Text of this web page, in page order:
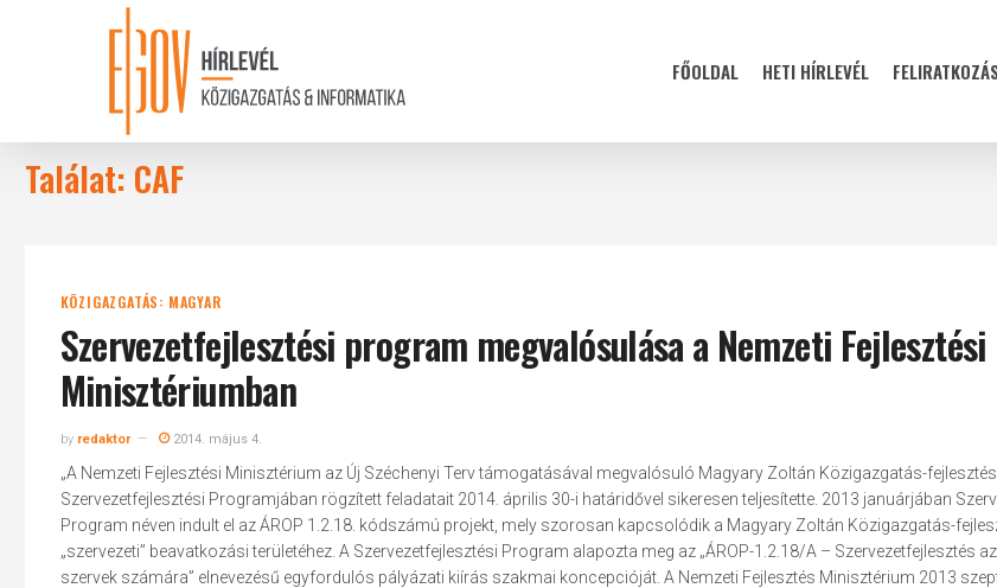
FŐOLDAL HETI HÍRLEVÉL
Találat: CAF
KÖZIGAZGATÁS: MAGYAR
Szervezetfejlesztési program megvalósulása a Nemzeti Fejlesztési
Minisztériumban
by redaktor 2014. május 4.
„A Nemzeti Fejlesztési Minisztérium az Új Széchenyi Terv támogatásával megvalósuló Magyary Zoltán Közigazgatás-
Szervezetfejlesztési Programjában rögzített feladatait 2014. április 30-i határidővel sikeresen teljesítette. 2013 januárjában
Program néven indult el az ÁROP 1.2.18. kódszámú projekt, mely szorosan kapcsolódik a Magyary Zoltán Közigazgatás-
„szervezeti” beavatkozási területéhez. A Szervezetfejlesztési Program alapozta meg az „ÁROP-1.2.18/A – Szervezetfejlesztés
szervek számára” elnevezésű egyfordulós pályázati kiírás szakmai koncepcióját. A Nemzeti Fejlesztés Minisztérium 2013